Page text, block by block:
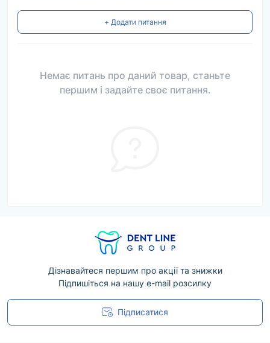
+ Додати питання
Немає питань про даний товар, станьте
першим і задайте своє питання.
Дізнавайтеся першим про акції та знижки
Підпишіться на нашу e-mail розсилку
Підписатися